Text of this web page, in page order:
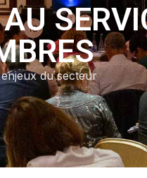
du secteur